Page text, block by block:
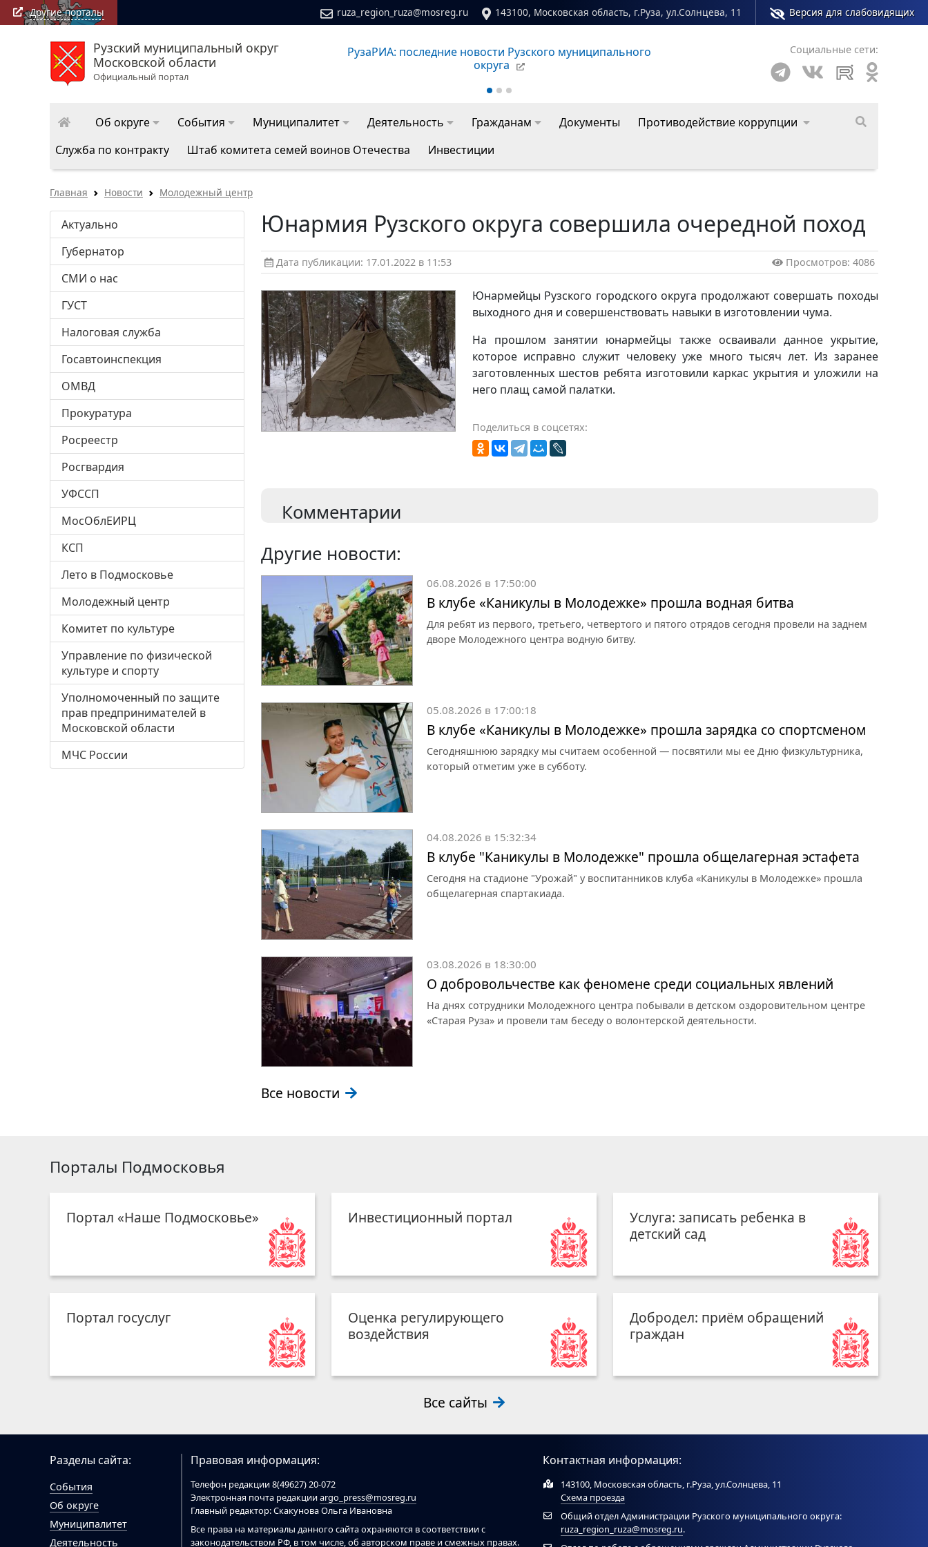
Другие порталы ruza_region_ruza@mosreg.ru 143100, Московская область, г.Руза, ул.Солнцева, 11 Версия для слабовидящих
Рузский муниципальный округ
Московской области
Официальный портал
РузаРИА: последние новости Рузского муниципального
Сайт молодежного центра Рузского муниципального округа
Социальные сети:
Об округе События Муниципалитет Деятельность Гражданам Документы
Противодействие коррупции
Служба по контракту
Штаб комитета семей воинов Отечества Инвестиции
Главная Новости Молодежный центр
Актуально
Губернатор
СМИ о нас
ГУСТ
Налоговая служба
Госавтоинспекция
ОМВД
Прокуратура
Росреестр
Росгвардия
УФССП
МосОблЕИРЦ
КСП
Лето в Подмосковье
Молодежный центр
Комитет по культуре
Управление по физической
культуре и спорту
Уполномоченный по защите
прав предпринимателей в
Московской области
МЧС России
Юнармия Рузского округа совершила очередной поход
Дата публикации: 17.01.2022 в 11:53 Просмотров: 4086
Юнармейцы Рузского городского округа продолжают совершать походы
выходного дня и совершенствовать навыки в изготовлении чума.
На прошлом занятии юнармейцы также осваивали данное укрытие,
которое исправно служит человеку уже много тысяч лет. Из заранее
заготовленных шестов ребята изготовили каркас укрытия и уложили на
него плащ самой палатки.
Поделиться в соцсетях:
Комментарии
Другие новости:
06.08.2026 в 17:50:00
В клубе «Каникулы в Молодежке» прошла водная битва
Для ребят из первого, третьего, четвертого и пятого отрядов сегодня провели на заднем
дворе Молодежного центра водную битву.
05.08.2026 в 17:00:18
В клубе «Каникулы в Молодежке» прошла зарядка со спортсменом
Сегодняшнюю зарядку мы считаем особенной — посвятили мы ее Дню физкультурника,
который отметим уже в субботу.
04.08.2026 в 15:32:34
В клубе "Каникулы в Молодежке" прошла общелагерная эстафета
Сегодня на стадионе "Урожай" у воспитанников клуба «Каникулы в Молодежке» прошла
общелагерная спартакиада.
03.08.2026 в 18:30:00
О добровольчестве как феномене среди социальных явлений
На днях сотрудники Молодежного центра побывали в детском оздоровительном центре
«Старая Руза» и провели там беседу о волонтерской деятельности.
Все новости
Порталы Подмосковья
Портал «Наше Подмосковье» Инвестиционный портал
Услуга: записать ребенка в
детский сад
Портал госуслуг
Оценка регулирующего
воздействия
Добродел: приём обращений
граждан
Все сайты
Разделы сайта:
События
Об округе
Муниципалитет
Деятельность
Правовая информация:
Телефон редакции 8(49627) 20-072
Электронная почта редакцииargo_press@mosreg.ru
Главный редактор: Скакунова Ольга Ивановна
Все права на материалы данного сайта охраняются в соответствии с
законодательством РФ, в том числе, об авторском праве и смежных правах.
Контактная информация:
143100, Московская область, г.Руза, ул.Солнцева, 11
Схема проезда
Общий отдел Администрации Рузского муниципального округа:
ruza_region_ruza@mosreg.ru.